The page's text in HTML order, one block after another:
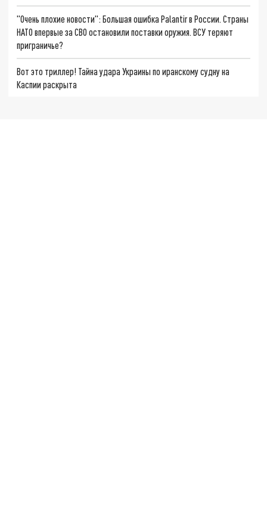
"Очень плохие новости": Большая ошибка Palantir в России. Страны
НАТО впервые за СВО остановили поставки оружия. ВСУ теряют
приграничье?
Вот это триллер! Тайна удара Украины по иранскому судну на
Каспии раскрыта